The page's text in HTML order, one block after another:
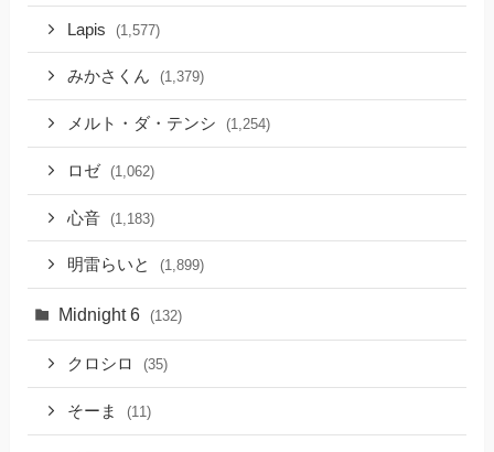
Lapis (1,577)
みかさくん (1,379)
メルト・ダ・テンシ (1,254)
ロゼ (1,062)
心音 (1,183)
明雷らいと (1,899)
Midnight 6 (132)
クロシロ (35)
そーま (11)